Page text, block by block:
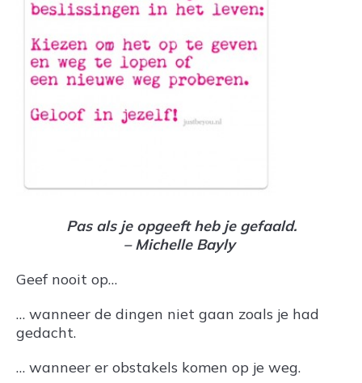
Pas als je opgeeft heb je gefaald.
– Michelle Bayly
Geef nooit op…
… wanneer de dingen niet gaan zoals je had
gedacht.
… wanneer er obstakels komen op je weg.